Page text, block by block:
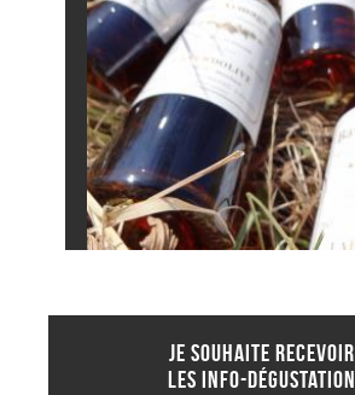
JE SOUHAITE RECEVOIR
LES INFO-DÉGUSTATION